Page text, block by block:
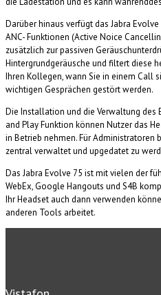
Darüber hinaus verfügt das Jabra
ANC- Funktionen (Active Noice
zusätzlich zur passiven
Hintergrundgeräusche und filtert diese
Ihren Kollegen, wann Sie in einem Call
wichtigen Gesprächen gestört werden.
Die Installation und die Verwaltung des
and Play Funktion können Nutzer das
in Betrieb nehmen. Für Administratoren
zentral verwaltet und upgedatet zu
Das Jabra Evolve 75 ist mit vielen der
WebEx, Google Hangouts und S4B
Ihr Headset auch dann verwenden
anderen Tools arbeitet.